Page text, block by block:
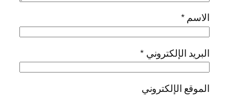
الاسم*
البريد الإلكتروني *
الموقع الإلكتروني